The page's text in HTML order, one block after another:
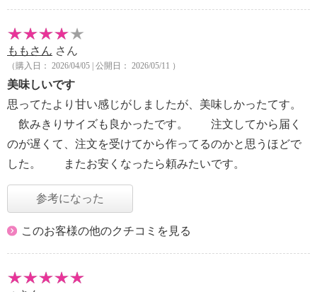
ももさん さん
（購入日： 2026/04/05 | 公開日： 2026/05/11 ）
美味しいです
思ってたより甘い感じがしましたが、美味しかったてす。
飲みきりサイズも良かったです。 注文してから届く
のが遅くて、注文を受けてから作ってるのかと思うほどで
した。 またお安くなったら頼みたいです。
参考になった
このお客様の他のクチコミを見る